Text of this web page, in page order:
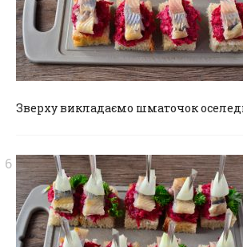
Зверху викладаємо шматочок